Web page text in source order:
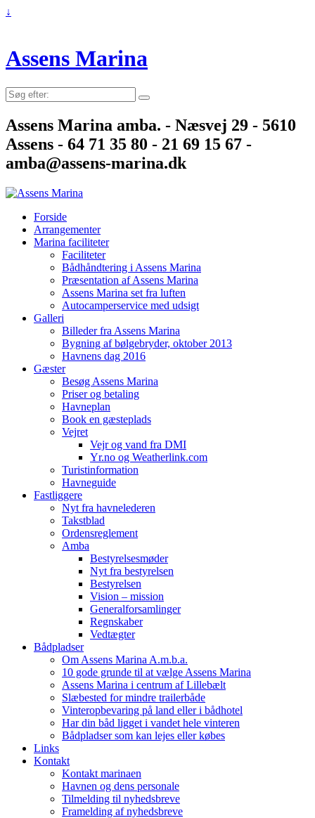
↓
Assens Marina
Søg
efter:
Assens Marina amba. - Næsvej 29 - 5610
Assens - 64 71 35 80 - 21 69 15 67 -
amba@assens-marina.dk
Forside
Arrangementer
Marina faciliteter
Faciliteter
Bådhåndtering i Assens Marina
Præsentation af Assens Marina
Assens Marina set fra luften
Autocamperservice med udsigt
Galleri
Billeder fra Assens Marina
Bygning af bølgebryder, oktober 2013
Havnens dag 2016
Gæster
Besøg Assens Marina
Priser og betaling
Havneplan
Book en gæsteplads
Vejret
Vejr og vand fra DMI
Yr.no og Weatherlink.com
Turistinformation
Havneguide
Fastliggere
Nyt fra havnelederen
Takstblad
Ordensreglement
Amba
Bestyrelsesmøder
Nyt fra bestyrelsen
Bestyrelsen
Vision – mission
Generalforsamlinger
Regnskaber
Vedtægter
Bådpladser
Om Assens Marina A.m.b.a.
10 gode grunde til at vælge Assens Marina
Assens Marina i centrum af Lillebælt
Slæbested for mindre trailerbåde
Vinteropbevaring på land eller i bådhotel
Har din båd ligget i vandet hele vinteren
Bådpladser som kan lejes eller købes
Links
Kontakt
Kontakt marinaen
Havnen og dens personale
Tilmelding til nyhedsbreve
Framelding af nyhedsbreve